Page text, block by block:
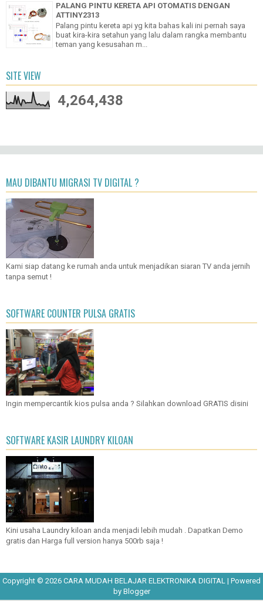
PALANG PINTU KERETA API OTOMATIS DENGAN
ATTINY2313
Palang pintu kereta api yg kita bahas kali ini pernah saya
buat kira-kira setahun yang lalu dalam rangka membantu
teman yang kesusahan m...
SITE VIEW
4,264,438
MAU DIBANTU MIGRASI TV DIGITAL ?
Kami siap datang ke rumah anda untuk menjadikan siaran TV anda jernih
tanpa semut !
SOFTWARE COUNTER PULSA GRATIS
Ingin mempercantik kios pulsa anda ? Silahkan download GRATIS disini
SOFTWARE KASIR LAUNDRY KILOAN
Kini usaha Laundry kiloan anda menjadi lebih mudah . Dapatkan Demo
gratis dan Harga full version hanya 500rb saja !
Copyright © 2026 CARA MUDAH BELAJAR ELEKTRONIKA DIGITAL | Powered
by Blogger